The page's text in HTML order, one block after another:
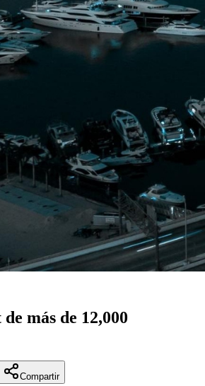
más de 12,000
Compartir